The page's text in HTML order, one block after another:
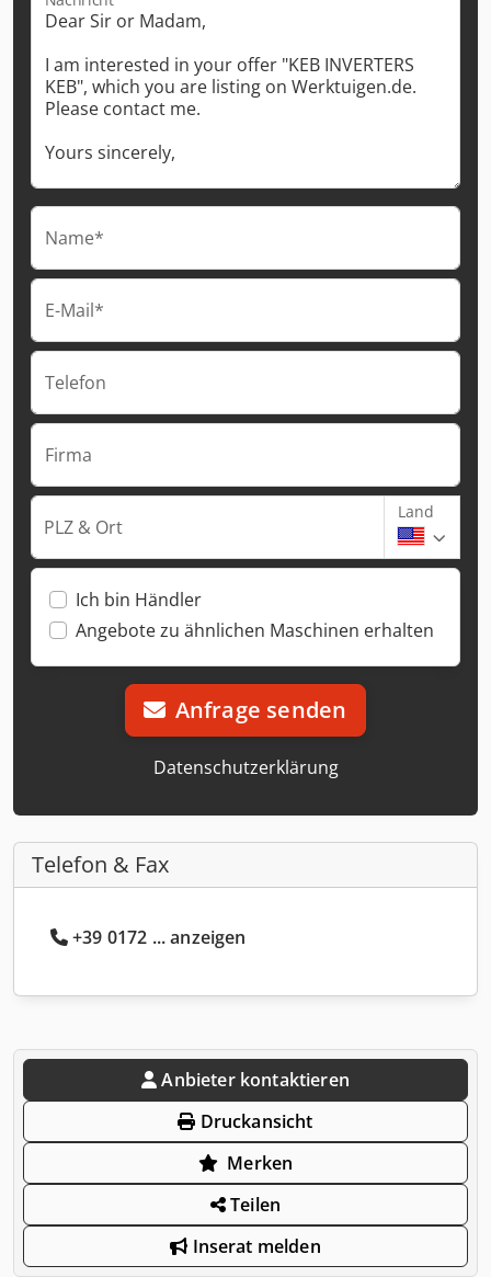
Name*
E-Mail*
Telefon
Firma
PLZ & Ort
Land
Ich bin Händler
Angebote zu ähnlichen Maschinen erhalten
Anfrage senden
Datenschutzerklärung
Telefon & Fax
+39 0172 ... anzeigen
Anbieter kontaktieren
Druckansicht
Merken
Teilen
Inserat melden